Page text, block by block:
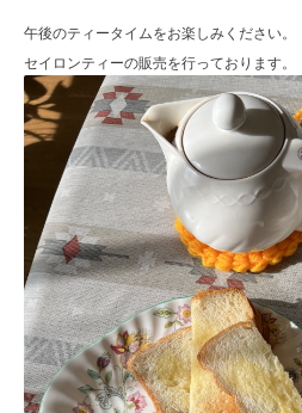
午後のティータイムをお楽しみください。
セイロンティーの販売を行っております。